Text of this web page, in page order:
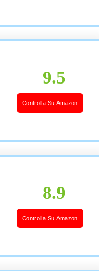
9.5
Controlla Su Amazon
8.9
Controlla Su Amazon